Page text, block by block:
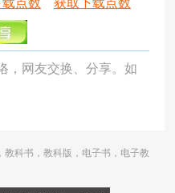
，网友交换、分享。如
，教科书 ，教科版 ， 电子书 ， 电子教